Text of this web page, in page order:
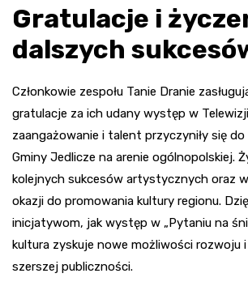
Gratulacje i
dalszych
Członkowie zespołu Tanie Dranie
gratulacje za ich udany występ w
zaangażowanie i talent przyczyniły się do
Gminy Jedlicze na arenie ogólnopolskiej.
kolejnych sukcesów artystycznych oraz
okazji do promowania kultury regionu.
inicjatywom, jak występ w „Pytaniu na
kultura zyskuje nowe możliwości rozwoju
szerszej publiczności.